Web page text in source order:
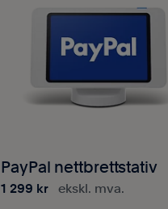
PayPal nettbrettstativ
1 299 kr ekskl. mva.